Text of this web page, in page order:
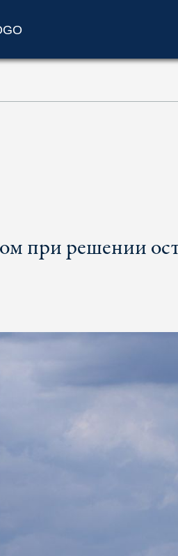
при решении